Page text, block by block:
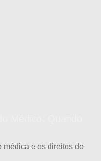
médica e os direitos do